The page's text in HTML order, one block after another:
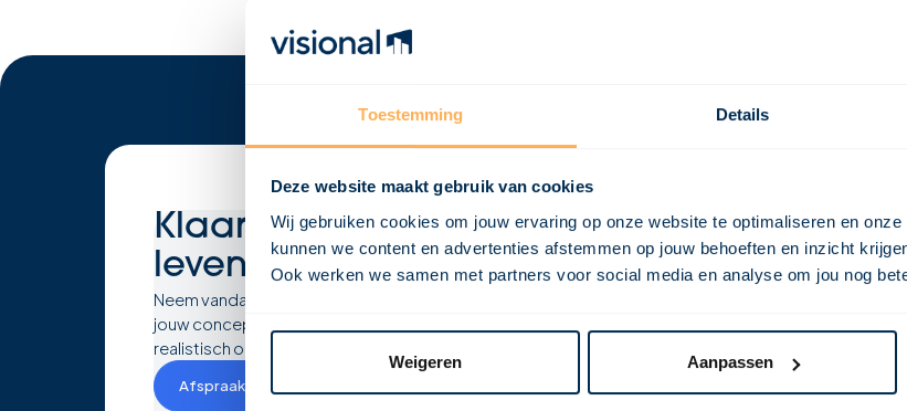
Toestemming Details
Deze website maakt gebruik van cookies
Wij gebruiken cookies om jouw ervaring op onze website te optimaliseren en
kunnen we content en advertenties afstemmen op jouw behoeften en inzicht
Ook werken we samen met partners voor social media en analyse om jou nog
Weigeren Aanpassen
Klaar omjouw visietot
leven te brengen?
Neem vandaag nog contact met ons op en laten we samen
jouw concept ontwikkelen tot een krachtig, haalbaar en
realistisch ontwerp!
Afspraak maken
E-mail
info@visional.nl
Telefoon
Vendelier 2F
3905PA, Veenendaal